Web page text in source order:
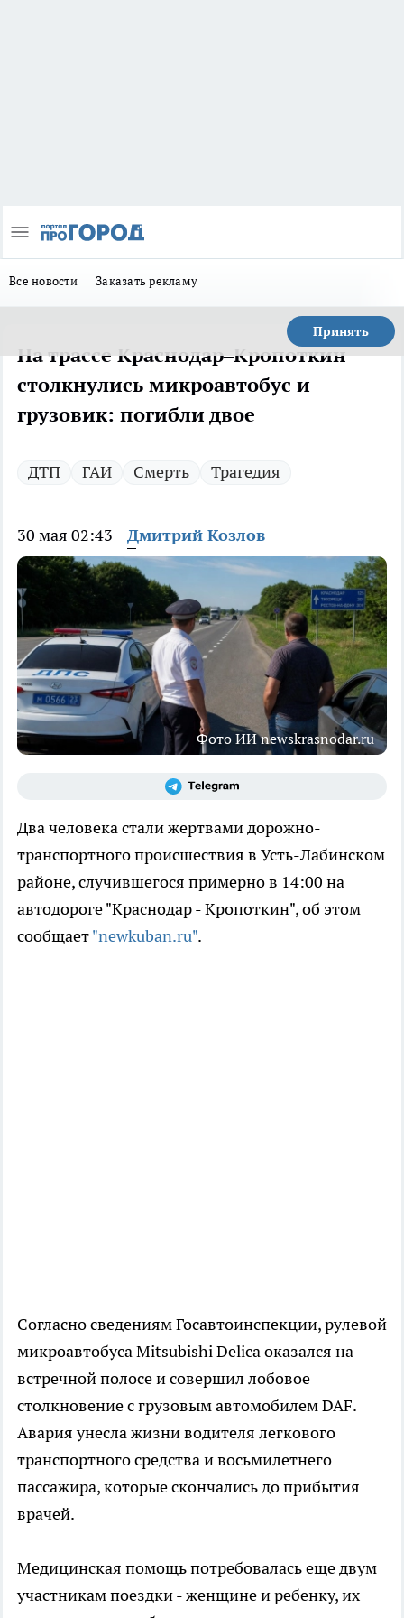
Все новости Заказать рекламу
Принять
На трассе Краснодар–Кропоткин
столкнулись микроавтобус и
грузовик: погибли двое
ДТП ГАИ Смерть Трагедия
30 мая 02:43 Дмитрий Козлов
Фото ИИ newskrasnodar.ru
Два человека стали жертвами дорожно-
транспортного происшествия в Усть-Лабинском
районе, случившегося примерно в 14:00 на
автодороге "Краснодар - Кропоткин", об этом
сообщает"newkuban.ru".
Согласно сведениям Госавтоинспекции, рулевой
микроавтобуса Mitsubishi Delica оказался на
встречной полосе и совершил лобовое
столкновение с грузовым автомобилем DAF.
Авария унесла жизни водителя легкового
транспортного средства и восьмилетнего
пассажира, которые скончались до прибытия
врачей.
Медицинская помощь потребовалась еще двум
участникам поездки - женщине и ребенку, их